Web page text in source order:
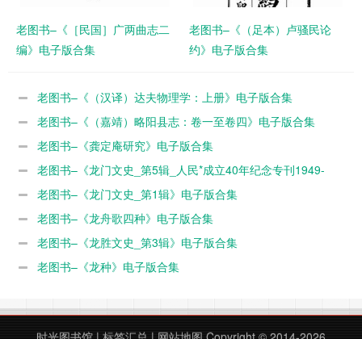
老图书–《［民国］广两曲志二
编》电子版合集
老图书–《（足本）卢骚民论
约》电子版合集
老图书–《（汉译）达夫物理学：上册》电子版合集
老图书–《（嘉靖）略阳县志：卷一至卷四》电子版合集
老图书–《龚定庵研究》电子版合集
老图书–《龙门文史_第5辑_人民*成立40年纪念专刊1949-
1989》电子版合集
老图书–《龙门文史_第1辑》电子版合集
老图书–《龙舟歌四种》电子版合集
老图书–《龙胜文史_第3辑》电子版合集
老图书–《龙种》电子版合集